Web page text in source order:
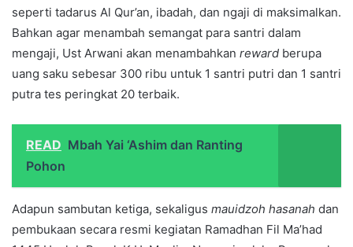
seperti tadarus Al Qur’an, ibadah, dan ngaji di maksimalkan.
Bahkan agar menambah semangat para santri dalam
mengaji, Ust Arwani akan menambahkan reward berupa
uang saku sebesar 300 ribu untuk 1 santri putri dan 1 santri
putra tes peringkat 20 terbaik.
READ Mbah Yai ‘Ashim dan Ranting
Pohon
Adapun sambutan ketiga, sekaligus mauidzoh hasanah dan
pembukaan secara resmi kegiatan Ramadhan Fil Ma’had